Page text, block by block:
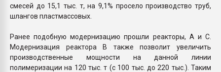
смесей до 15,1 тыс. т, на 9,1% просело производство труб,
шлангов пластмассовых.
Ранее подобную модернизацию прошли реакторы, А и С.
Модернизация реактора В также позволит увеличить
производственные мощности на данной линии
полимеризации на 120 тыс. т (с 100 тыс. до 220 тыс.). Таким